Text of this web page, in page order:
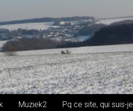
Muziek2 Pq ce site, qui suis-je